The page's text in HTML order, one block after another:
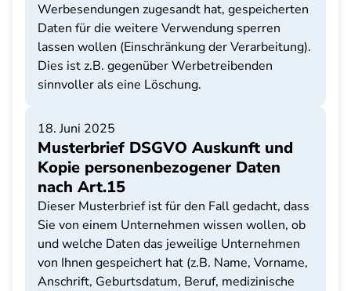
Werbesendungen zugesandt hat, gespeicherten
Daten für die weitere Verwendung sperren
lassen wollen (Einschränkung der Verarbeitung).
Dies ist z.B. gegenüber Werbetreibenden
sinnvoller als eine Löschung.
18. Juni 2025
Musterbrief DSGVO Auskunft und
Kopie personenbezogener Daten
nach Art.15
Dieser Musterbrief ist für den Fall gedacht, dass
Sie von einem Unternehmen wissen wollen, ob
und welche Daten das jeweilige Unternehmen
von Ihnen gespeichert hat (z.B. Name, Vorname,
Anschrift, Geburtsdatum, Beruf, medizinische